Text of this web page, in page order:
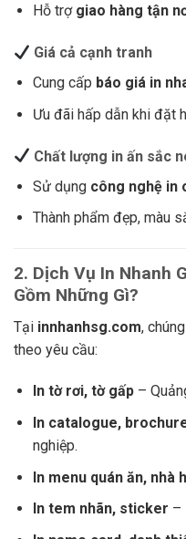
Hỗ trợ giao hàng tận
Giá cả cạnh tranh
Cung cấp báo giá in
Ưu đãi hấp dẫn khi đặt
Chất lượng in ấn sắc
Sử dụng công nghệ in
Thành phẩm đẹp, màu
2. Dịch Vụ In Nhanh
Gồm Những Gì?
Tại innhanhsg.com,
theo yêu cầu:
In tờ rơi, tờ gấp–
In catalogue,
nghiệp.
In menu quán ăn, nhà
In tem nhãn, sticker –